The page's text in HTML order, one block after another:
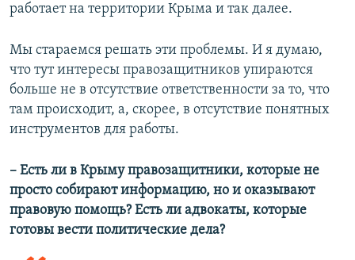
работает на территории Крыма и так далее.
Мы стараемся решать эти проблемы. И я думаю,
что тут интересы правозащитников упираются
больше не в отсутствие ответственности за то, что
там происходит, а, скорее, в отсутствие понятных
инструментов для работы.
– Есть ли в Крыму правозащитники, которые не
просто собирают информацию, но и оказывают
правовую помощь? Есть ли адвокаты, которые
готовы вести политические дела?